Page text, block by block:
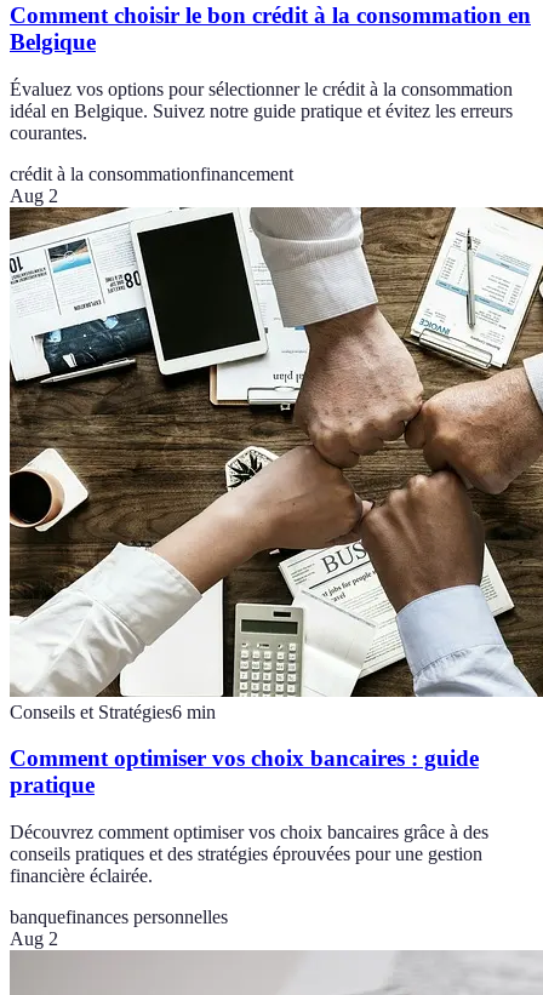
Comment choisir le bon crédit à la consommation en
Belgique
Évaluez vos options pour sélectionner le crédit à la consommation
idéal en Belgique. Suivez notre guide pratique et évitez les erreurs
courantes.
crédit à la consommationfinancement
Aug 2
Conseils et Stratégies6 min
Comment optimiser vos choix bancaires : guide
pratique
Découvrez comment optimiser vos choix bancaires grâce à des
conseils pratiques et des stratégies éprouvées pour une gestion
financière éclairée.
banquefinances personnelles
Aug 2